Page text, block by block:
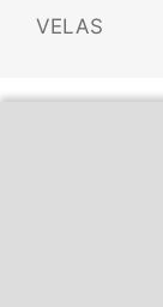
VELAS